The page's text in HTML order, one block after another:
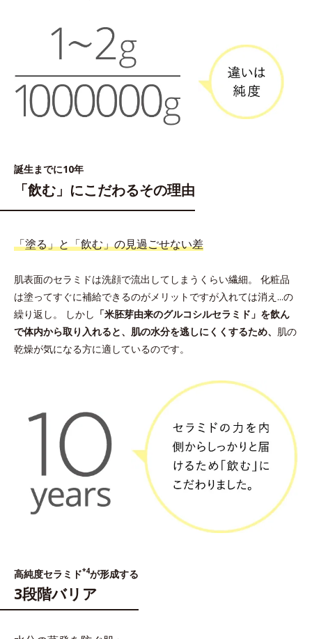
誕生までに10年
「飲む」にこだわるその理由
「塗る」と「飲む」の見過ごせない差
肌表面のセラミドは洗顔で流出してしまうくらい繊細。
化粧品
は塗ってすぐに補給できるのがメリットですが入れては消え...の
繰り返し。 しかし 「米胚芽由来のグルコシルセラミド」を飲ん
で体内から取り入れると、肌の水分を逃しにくくするため、 肌の
乾燥が気になる方に適しているのです。
高純度セラミド*4が形成する
3段階バリア